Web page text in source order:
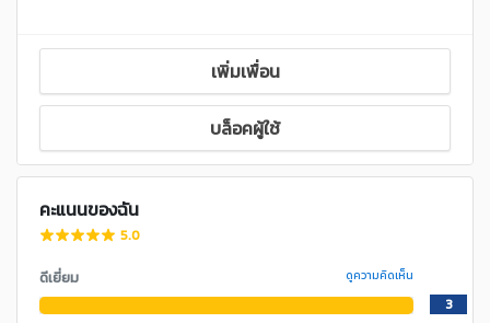
เพิ่มเพื่อน
บล็อคผู้ใช้
คะแนนของฉัน
5.0
ดีเยี่ยม ดูความคิดเห็น
3